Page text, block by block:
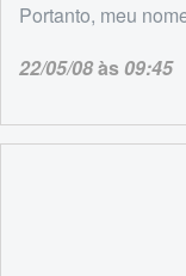
Portanto, meu
22/05/08às09:45